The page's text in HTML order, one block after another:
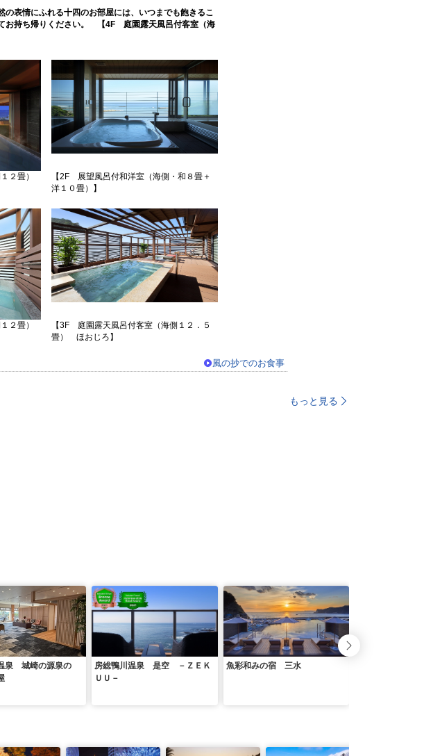
表情にふれる十四のお部屋には、いつまでも飽きるこ
お持ち帰りください。 【4F 庭園露天風呂付客室（海
２畳）
【2F 展望風呂付和洋室（海側・和８畳＋
洋１０畳）】
２畳）
【3F 庭園露天風呂付客室（海側１２．５
畳） ほおじろ】
風の抄でのお食事
もっと見る
泉 城崎の源泉の
房総鴨川温泉 是空 －ＺＥＫ
ＵＵ－
魚彩和みの宿 三水